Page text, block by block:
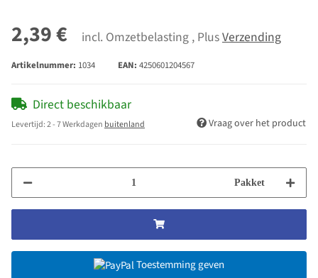
2,39 € incl. Omzetbelasting , PlusVerzending
Artikelnummer: 1034 EAN: 4250601204567
Direct beschikbaar
Levertijd:2 - 7 Werkdagen buitenland Vraag over het product
Pakket
Toestemming geven